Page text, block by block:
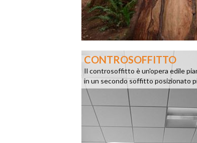
CONTROSOFFITTO
Il controsoffitto è un'opera edile
in un secondo soffitto posizionato